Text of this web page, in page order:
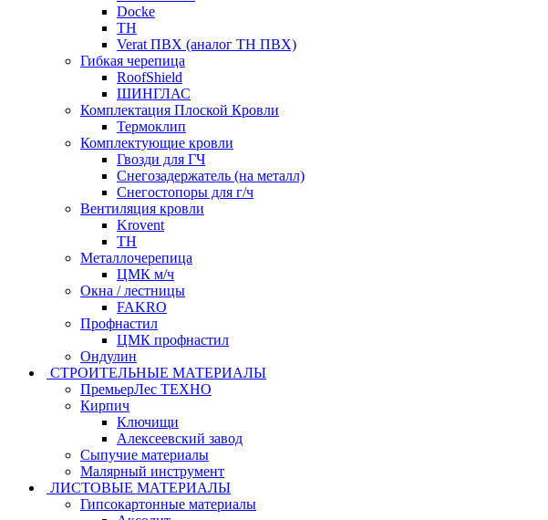
Docke
ТН
Verat ПВХ (аналог ТН ПВХ)
Гибкая черепица
RoofShield
ШИНГЛАС
Комплектация Плоской Кровли
Термоклип
Комплектующие кровли
Гвозди для ГЧ
Снегозадержатель (на металл)
Снегостопоры для г/ч
Вентиляция кровли
Krovent
ТН
Металлочерепица
ЦМК м/ч
Окна / лестницы
FAKRO
Профнастил
ЦМК профнастил
Ондулин
СТРОИТЕЛЬНЫЕ МАТЕРИАЛЫ
ПремьерЛес ТЕХНО
Кирпич
Ключищи
Алексеевский завод
Сыпучие материалы
Малярный инструмент
ЛИСТОВЫЕ МАТЕРИАЛЫ
Гипсокартонные материалы